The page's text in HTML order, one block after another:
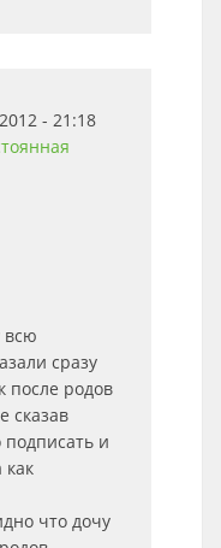
- 21:18
всю
сразу
после родов
сказав
подписать и
как
что дочу